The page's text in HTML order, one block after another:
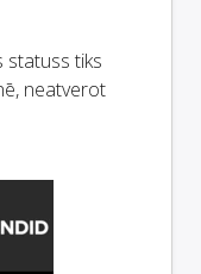
statuss tiks
neatverot